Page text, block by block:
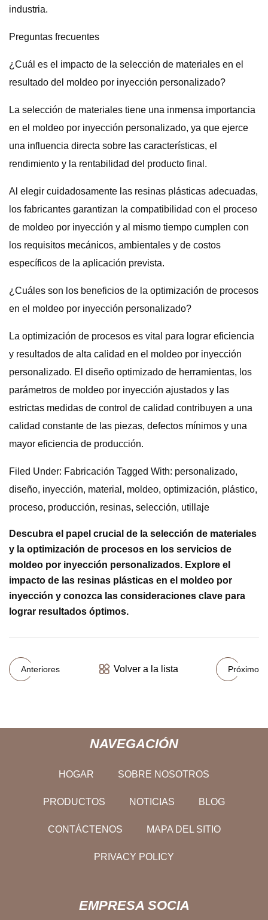
industria.
Preguntas frecuentes
¿Cuál es el impacto de la selección de materiales en el
resultado del moldeo por inyección personalizado?
La selección de materiales tiene una inmensa importancia
en el moldeo por inyección personalizado, ya que ejerce
una influencia directa sobre las características, el
rendimiento y la rentabilidad del producto final.
Al elegir cuidadosamente las resinas plásticas adecuadas,
los fabricantes garantizan la compatibilidad con el proceso
de moldeo por inyección y al mismo tiempo cumplen con
los requisitos mecánicos, ambientales y de costos
específicos de la aplicación prevista.
¿Cuáles son los beneficios de la optimización de procesos
en el moldeo por inyección personalizado?
La optimización de procesos es vital para lograr eficiencia
y resultados de alta calidad en el moldeo por inyección
personalizado. El diseño optimizado de herramientas, los
parámetros de moldeo por inyección ajustados y las
estrictas medidas de control de calidad contribuyen a una
calidad constante de las piezas, defectos mínimos y una
mayor eficiencia de producción.
Filed Under: Fabricación Tagged With: personalizado,
diseño, inyección, material, moldeo, optimización, plástico,
proceso, producción, resinas, selección, utillaje
Descubra el papel crucial de la selección de materiales
y la optimización de procesos en los servicios de
moldeo por inyección personalizados. Explore el
impacto de las resinas plásticas en el moldeo por
inyección y conozca las consideraciones clave para
lograr resultados óptimos.
Anteriores Volver a la lista Próximo
NAVEGACIÓN
HOGAR SOBRE NOSOTROS
PRODUCTOS NOTICIAS BLOG
CONTÁCTENOS MAPA DEL SITIO
PRIVACY POLICY
EMPRESA SOCIA